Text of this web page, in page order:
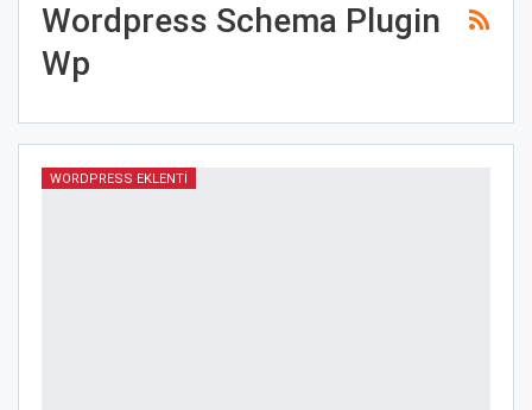
Wordpress Schema Plugin
Wp
WORDPRESS EKLENTI